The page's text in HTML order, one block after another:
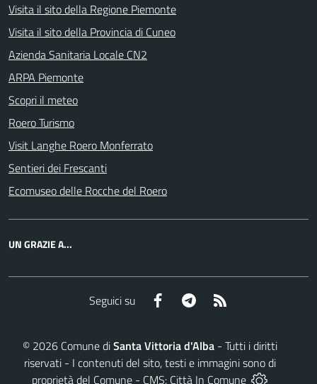
Visita il sito della Regione Piemonte
Visita il sito della Provincia di Cuneo
Azienda Sanitaria Locale CN2
ARPA Piemonte
Scopri il meteo
Roero Turismo
Visit Langhe Roero Monferrato
Sentieri dei Frescanti
Ecomuseo delle Rocche del Roero
UN GRAZIE A...
Seguici su Facebook Telegram
© 2026 Comune diSanta Vittoria d'Alba - Tutti i diritti
riservati - I contenuti del sito, testi e immagini sono di
proprietà del Comune - CMS: Città In Comune